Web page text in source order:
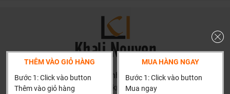
THÊM VÀO GIỎ HÀNG
Bước 1: Click vào button
Thêm vào giỏ hàng
MUA HÀNG NGAY
Bước 1: Click vào button
Mua ngay
HN: số 160 đường Văn Minh, Di Trạch, Hoài Đức, Hà Nội
(Cách đại học công nghiệp 1 km)